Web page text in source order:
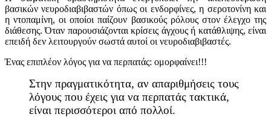
βασικών νευροδιαβιβαστών όπως οι ενδορφίνες, η σεροτονίνη και
η ντοπαμίνη, οι οποίοι παίζουν βασικούς ρόλους στον έλεγχο της
διάθεσης. Όταν παρουσιάζονται κρίσεις άγχους ή κατάθλιψης, είναι
επειδή δεν λειτουργούν σωστά αυτοί οι νευροδιαβιβαστές.
Ένας επιπλέον λόγος για να περπατάς: ομορφαίνει!!!
Στην πραγματικότητα, αν απαριθμήσεις τους
λόγους που έχεις για να περπατάς τακτικά,
είναι περισσότεροι από πολλοί.